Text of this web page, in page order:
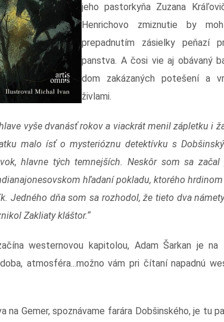
jeho pastorkyňa Zuzana
Henrichovo zmiznutie by
prepadnutím zásielky peňazí
panstva. A čosi vie aj obávaný
dom zakázaných potešení a
živlami.
vyše dvanásť rokov a viackrát menil zápletku i
malo ísť o mysterióznu detektívku s
hlavne tých temnejších. Neskôr som sa
hľadaní pokladu, ktorého
Jedného dňa som sa rozhodol, že tieto dva
Zakliaty kláštor.“
westernovou kapitolou, Adam Šarkan je na
atmosféra...možno vám pri čítaní napadnú
na Gemer, spoznávame farára Dobšinského, je tu